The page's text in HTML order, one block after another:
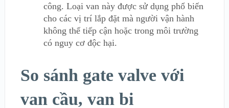
công. Loại van này được sử dụng phổ biến
cho các vị trí lắp đặt mà người vận hành
không thể tiếp cận hoặc trong môi trường
có nguy cơ độc hại.
So sánh gate valve với
van cầu, van bi